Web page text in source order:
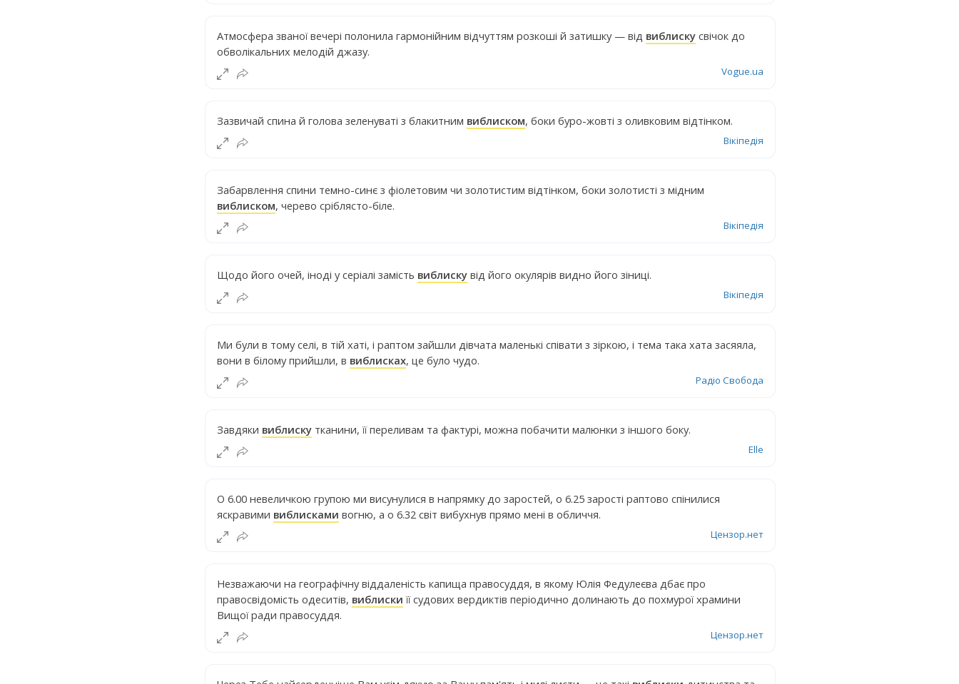
Атмосфера званої вечері полонила гармонійним відчуттям розкоші й затишку — від виблиску свічок до
обволікальних мелодій джазу.
Vogue.ua
Зазвичай спина й голова зеленуваті з блакитним виблиском, боки буро-жовті з оливковим відтінком.
Вікіпедія
Забарвлення спини темно-синє з фіолетовим чи золотистим відтінком, боки золотисті з мідним
виблиском, черево сріблясто-біле.
Вікіпедія
Щодо його очей, іноді у серіалі замість виблиску від його окулярів видно його зіниці.
Вікіпедія
Ми були в тому селі, в тій хаті, і раптом зайшли дівчата маленькі співати з зіркою, і тема така хата засяяла,
вони в білому прийшли, в виблисках, це було чудо.
Радіо Свобода
Завдяки виблиску тканини, її переливам та фактурі, можна побачити малюнки з іншого боку.
Elle
О 6.00 невеличкою групою ми висунулися в напрямку до заростей, о 6.25 зарості раптово спінилися
яскравими виблисками вогню, а о 6.32 світ вибухнув прямо мені в обличчя.
Цензор.нет
Незважаючи на географічну віддаленість капища правосуддя, в якому Юлія Федулеєва дбає про
правосвідомість одеситів, виблиски її судових вердиктів періодично долинають до похмурої храмини
Вищої ради правосуддя.
Цензор.нет